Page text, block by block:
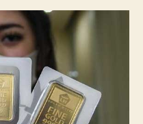
Ini
di
Pegadaian,
Senin
8
Februari
2021